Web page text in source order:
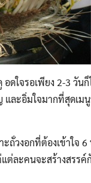
ดใจรอเพียง 2-3 วั
และอิ่มใจมากที่สุดเม
วงอกที่ต้องเข้าใจ 6
ละคนจะสร้างสรรค์กั